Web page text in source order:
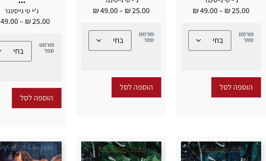
₪25.00
–
₪49.00
פורמט
ספר
הוספה לסל
₪25.00
–
₪49.00
פורמט
ספר
הוספה לסל
ג'יי טי גייסינגר
₪25.00
–
49.00
פורמט
ספר
הוספה לסל